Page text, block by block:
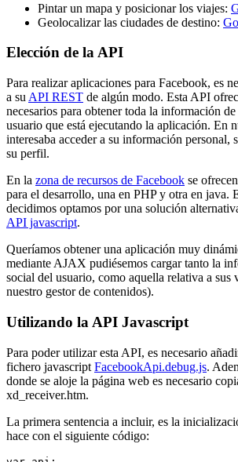
Pintar un mapa y posicionar los viajes:
Geolocalizar las ciudades de destino:
Elección de la API
Para realizar aplicaciones para Facebook, es
a su API REST de algún modo. Esta API
necesarios para obtener toda la información
usuario que está ejecutando la aplicación. En
interesaba acceder a su información personal,
su perfil.
En la zona de recursos de Facebook se
para el desarrollo, una en PHP y otra en java.
decidimos optamos por una solución
API javascript.
Queríamos obtener una aplicación muy
mediante AJAX pudiésemos cargar tanto la
social del usuario, como aquella relativa a sus
nuestro gestor de contenidos).
Utilizando la API Javascript
Para poder utilizar esta API, es necesario
fichero javascript FacebookApi.debug.js.
donde se aloje la página web es necesario
xd_receiver.htm.
La primera sentencia a incluir, es la
hace con el siguiente código: